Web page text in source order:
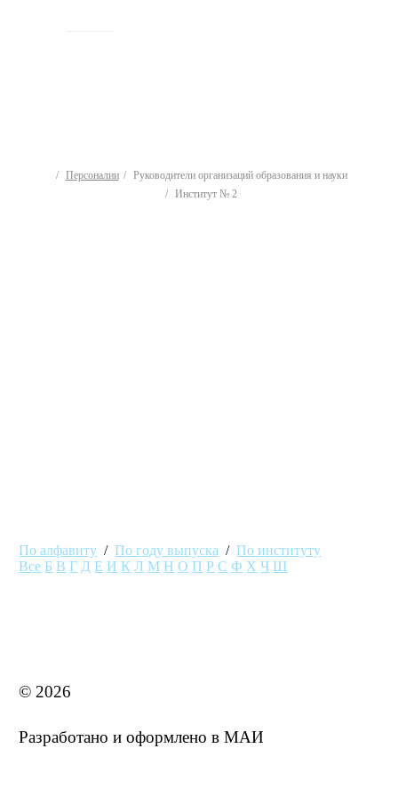
Персоналии
Руководители организаций образования и науки
Институт № 2
По алфавиту /По году выпуска /По институту
Все Б В Г Д Е И К Л М Н О П Р С Ф Х Ч Ш
© 2026
Разработано и оформлено в МАИ